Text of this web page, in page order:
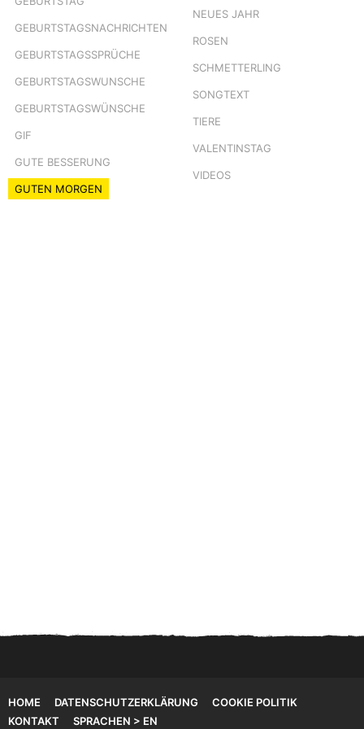
GEBURTSTAGSNACHRICHTEN
GEBURTSTAGSSPRÜCHE
GEBURTSTAGSWUNSCHE
GEBURTSTAGSWÜNSCHE
GIF
GUTE BESSERUNG
GUTEN MORGEN
NEUES JAHR
ROSEN
SCHMETTERLING
SONGTEXT
TIERE
VALENTINSTAG
VIDEOS
HOME DATENSCHUTZERKLÄRUNG
COOKIE POLITIK
KONTAKT
SPRACHEN > EN